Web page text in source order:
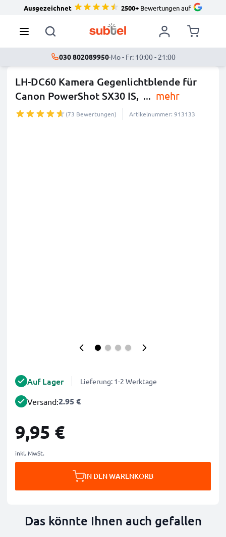
Ausgezeichnet 2500+Bewertungen auf
030 802089950·Mo - Fr: 10:00 - 21:00
LH-DC60 Kamera Gegenlichtblende für
Canon PowerShot SX30 IS, ... mehr
(73 Bewertungen) Artikelnummer: 913133
Auf Lager Lieferung: 1-2 Werktage
Versand:2.95 €
9,95 €
inkl. MwSt.
IN DEN WARENKORB
Das könnte Ihnen auch gefallen